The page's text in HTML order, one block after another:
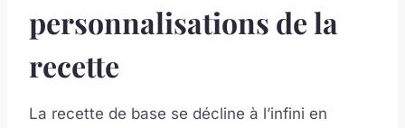
personnalisations de la
recette
La recette de base se décline à l’infini en